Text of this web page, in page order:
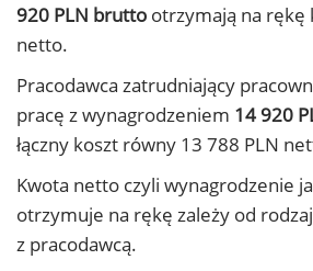
920 PLN brutto otrzymają na rękę
netto.
Pracodawca zatrudniający
pracę z wynagrodzeniem 14 920
łączny koszt równy 13 788 PLN
Kwota netto czyli wynagrodzenie
otrzymuje na rękę zależy od
z pracodawcą.